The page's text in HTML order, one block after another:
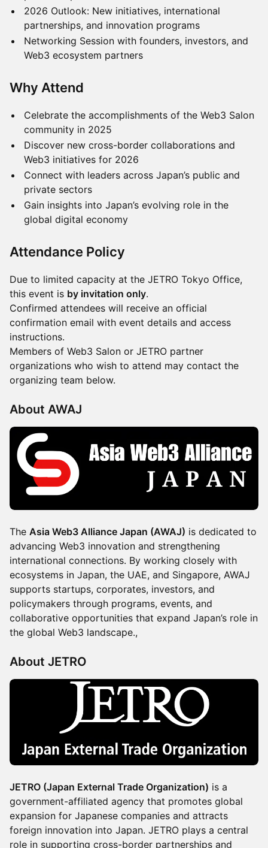
2026 Outlook: New initiatives, international
partnerships, and innovation programs
Networking Session with founders, investors, and
Web3 ecosystem partners
Why Attend
Celebrate the accomplishments of the Web3 Salon
community in 2025
Discover new cross-border collaborations and
Web3 initiatives for 2026
Connect with leaders across Japan’s public and
private sectors
Gain insights into Japan’s evolving role in the
global digital economy
Attendance Policy
Due to limited capacity at the JETRO Tokyo Office,
this event is by invitation only.
Confirmed attendees will receive an official
confirmation email with event details and access
instructions.
Members of Web3 Salon or JETRO partner
organizations who wish to attend may contact the
organizing team below.
About AWAJ
The Asia Web3 Alliance Japan (AWAJ) is dedicated to
advancing Web3 innovation and strengthening
international connections. By working closely with
ecosystems in Japan, the UAE, and Singapore, AWAJ
supports startups, corporates, investors, and
policymakers through programs, events, and
collaborative opportunities that expand Japan’s role in
the global Web3 landscape.,
About JETRO
JETRO (Japan External Trade Organization) is a
government-affiliated agency that promotes global
expansion for Japanese companies and attracts
foreign innovation into Japan. JETRO plays a central
role in supporting cross-border partnerships and